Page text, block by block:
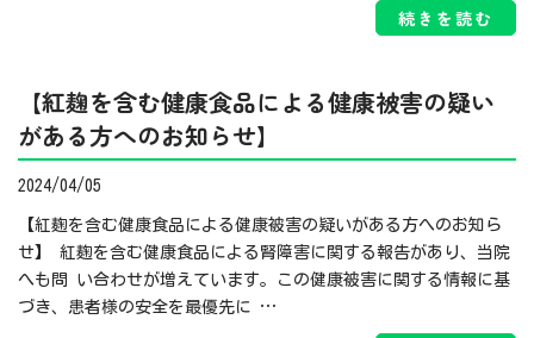
続きを読む
【紅麹を含む健康食品による健康被害の疑い
がある方へのお知らせ】
2024/04/05
【紅麹を含む健康食品による健康被害の疑いがある方へのお知ら
せ】 紅麹を含む健康食品による腎障害に関する報告があり、当院
へも問 い合わせが増えています。この健康被害に関する情報に基
づき、患者様の安全を最優先に …